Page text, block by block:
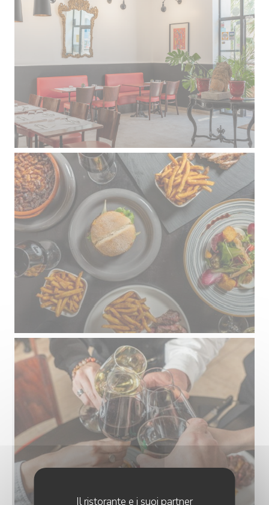
Il ristorante e i suoi partner